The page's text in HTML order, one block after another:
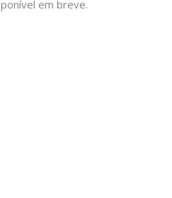
em breve.